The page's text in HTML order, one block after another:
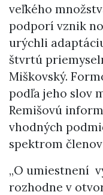
veľkého
podporí vznik
urýchli
štvrtú
Miškovský.
podľa jeho slov
Remišovú
vhodných
spektrom
„O umiestnení
rozhodne v